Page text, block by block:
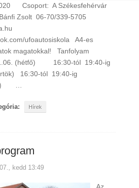
Csoport: A Székesfehérvár
Zsolt 06-70/339-5705
ufoautosiskola A4-es
magatokkal! Tanfolyam
(hétfő) 16:30-tól 19:40-ig
16:30-tól 19:40-ig
…
Hírek
kedd 13:49